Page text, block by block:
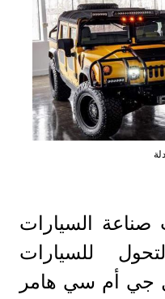
السيارات
للسيارات
جي أم سي هامر